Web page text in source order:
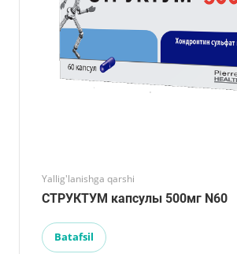
Yallig'lanishga qarshi
СТРУКТУМ капсулы 500мг N60
Batafsil